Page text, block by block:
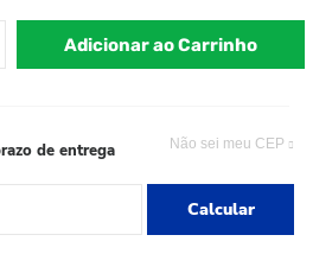
Adicionar ao Carrinho
de entrega Não sei meu CEP
Calcular